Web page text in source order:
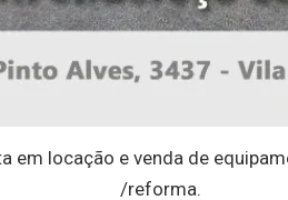
em locação e venda de
/reforma.